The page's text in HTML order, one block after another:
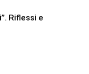
Riflessi e